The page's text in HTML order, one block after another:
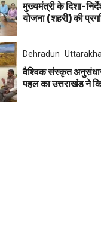
मुख्यमंत्री के दिशा-
योजना (शहरी) की
Dehradun
वैश्विक संस्कृत
पहल का उत्तराखंड ने